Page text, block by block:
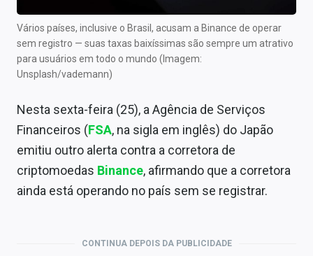
Central dos IPOs
Renda Fixa
Finanças Pessoais
Mercados
Empresas
Vários países, inclusive o Brasil, acusam a Binance de operar
sem registro — suas taxas baixíssimas são sempre um atrativo
para usuários em todo o mundo (Imagem:
Unsplash/vademann)
Nesta sexta-feira (25), a Agência de Serviços
Financeiros (FSA, na sigla em inglês) do Japão
emitiu outro alerta contra a corretora de
criptomoedas Binance, afirmando que a corretora
ainda está operando no país sem se registrar.
CONTINUA DEPOIS DA PUBLICIDADE